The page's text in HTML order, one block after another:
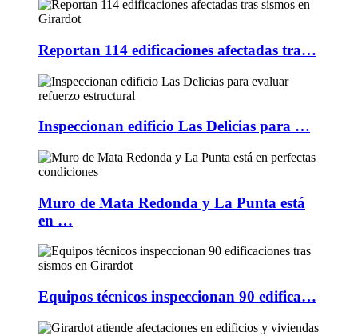
Reportan 114 edificaciones afectadas tra…
Inspeccionan edificio Las Delicias para …
Muro de Mata Redonda y La Punta está
en …
Equipos técnicos inspeccionan 90 edifica…